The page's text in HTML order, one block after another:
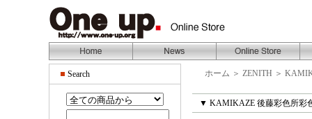
Search ホーム ＞ ZENITH ＞
▼ KAMIKAZE 後藤彩色所彩